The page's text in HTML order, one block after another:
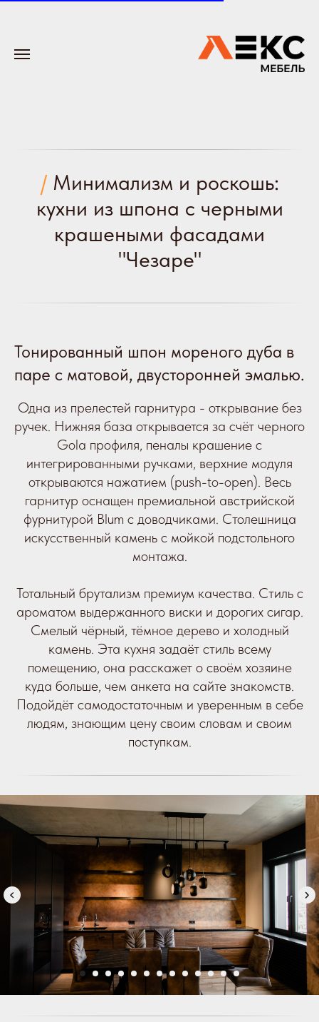
/ Минимализм и роскошь:
кухни из шпона с черными
крашеными фасадами
"Чезаре"
Тонированный шпон мореного дуба в
паре с матовой, двусторонней эмалью.
Одна из прелестей гарнитура - открывание без
ручек. Нижняя база открывается за счёт черного
Gola профиля, пеналы крашение с
интегрированными ручками, верхние модуля
открываются нажатием (push-to-open). Весь
гарнитур оснащен премиальной австрийской
фурнитурой Blum с доводчиками. Столешница
искусственный камень с мойкой подстольного
монтажа.
Тотальный брутализм премиум качества. Стиль с
ароматом выдержанного виски и дорогих сигар.
Смелый чёрный, тёмное дерево и холодный
камень. Эта кухня задаёт стиль всему
помещению, она расскажет о своём хозяине
куда больше, чем анкета на сайте знакомств.
Подойдёт самодостаточным и уверенным в себе
людям, знающим цену своим словам и своим
поступкам.